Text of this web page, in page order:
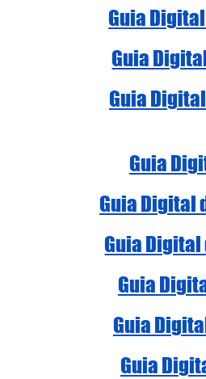
Guia
Guia
Guia
Guia
Guia Digital
Guia
Guia
Guia
Guia